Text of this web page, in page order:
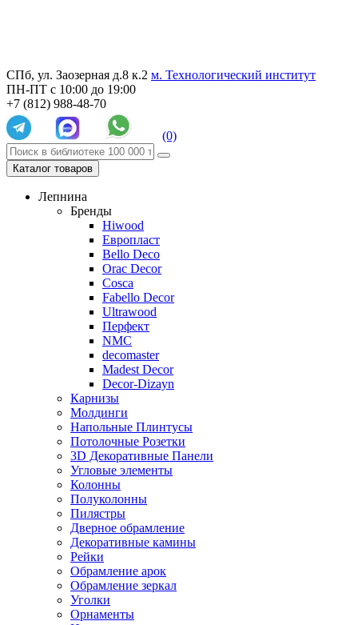
СПб, ул. Заозерная д.8 к.2 м. Технологический институт
ПН-ПТ с 10:00 до 19:00
+7 (812) 988-48-70
(0)
Каталог товаров
Лепнина
Бренды
Hiwood
Европласт
Bello Deco
Orac Decor
Cosca
Fabello Decor
Ultrawood
Перфект
NMC
decomaster
Madest Decor
Decor-Dizayn
Карнизы
Молдинги
Напольные Плинтусы
Потолочные Розетки
3D Декоративные Панели
Угловые элементы
Колонны
Полуколонны
Пилястры
Дверное обрамление
Декоративные камины
Рейки
Обрамление арок
Обрамление зеркал
Уголки
Орнаменты